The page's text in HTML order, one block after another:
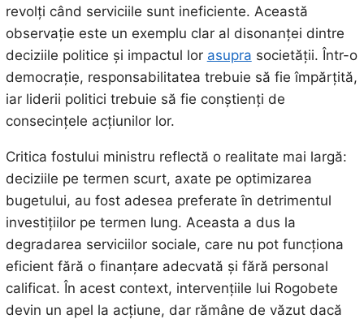
revolți când serviciile sunt ineficiente. Această
observație este un exemplu clar al disonanței dintre
deciziile politice și impactul lor asupra societății. Într-o
democrație, responsabilitatea trebuie să fie împărțită,
iar liderii politici trebuie să fie conștienți de
consecințele acțiunilor lor.
Critica fostului ministru reflectă o realitate mai largă:
deciziile pe termen scurt, axate pe optimizarea
bugetului, au fost adesea preferate în detrimentul
investițiilor pe termen lung. Aceasta a dus la
degradarea serviciilor sociale, care nu pot funcționa
eficient fără o finanțare adecvată și fără personal
calificat. În acest context, intervențiile lui Rogobete
devin un apel la acțiune, dar rămâne de văzut dacă